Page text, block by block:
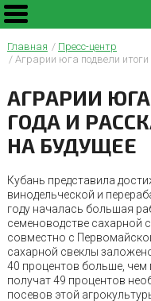
Главная
Пресс-центр
Аграрии юга подвели
АГРАРИИ
ГОДА И
НА БУДУЩЕЕ
Кубань представила
винодельческой и
году началась большая
семеноводстве сахарной
совместно с
сахарной свеклы
40 процентов больше, чем
получат 49 процентов
посевов этой